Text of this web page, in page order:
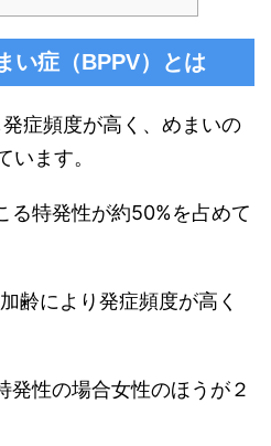
い症（BPPV）とは
症頻度が高く、めまいの
います。
る特発性が約50%を占めて
齢により発症頻度が高く
発性の場合女性のほうが２